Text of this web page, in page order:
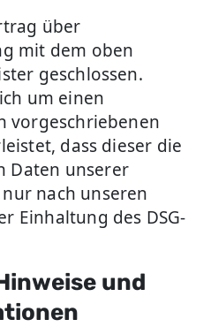
über
mit dem oben
geschlossen.
um einen
vorgeschriebenen
dass dieser die
Daten unserer
nach unseren
Einhaltung des DSG-
und